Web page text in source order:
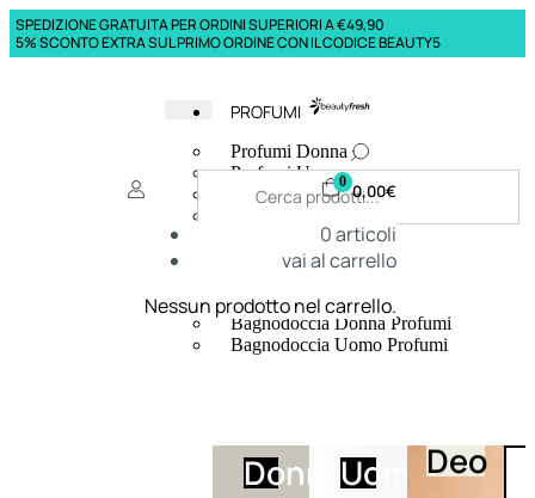
SPEDIZIONE GRATUITA PER ORDINI SUPERIORI A €49,90
5% SCONTO EXTRA SUL PRIMO ORDINE CON IL CODICE BEAUTY5
PROFUMI
Profumi Donna
Profumi Uomo
Deodoranti Donna
Corpo Donna
Corpo Uomo
Creme Mani
Bagnodoccia Donna Profumi
Bagnodoccia Uomo Profumi
DonnaUomoDeo
0 0,00€
0articoli
vai al carrello
Nessun prodotto nel carrello.